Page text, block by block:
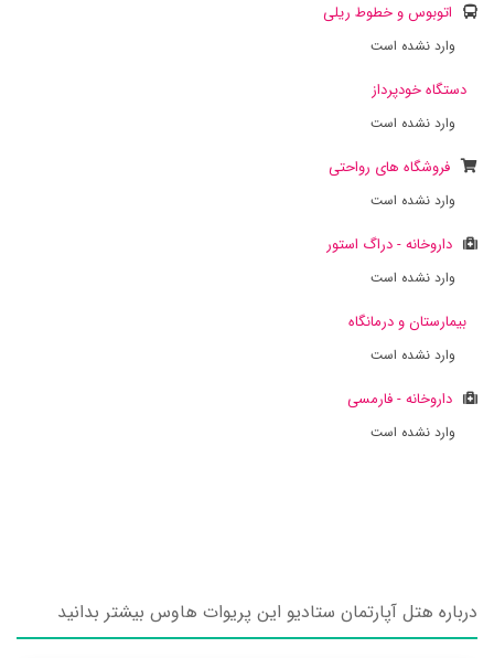
اتوبوس و خطوط ریلی
وارد نشده است
دستگاه خودپرداز
وارد نشده است
فروشگاه های رواحتی
وارد نشده است
داروخانه - دراگ استور
وارد نشده است
بیمارستان و درمانگاه
وارد نشده است
داروخانه - فارمسی
وارد نشده است
درباره هتل آپارتمان ستادیو این پریوات هاوس بیشتر بدانید